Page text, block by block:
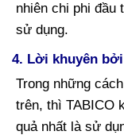
nhiên chi phi đầu
sử dụng.
4. Lời khuyên
Trong những
trên, thì TABICO
quả nhất là sử